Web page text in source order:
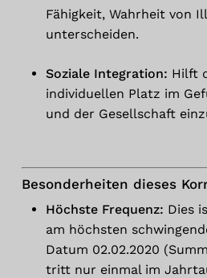
Es befinden sich
Zum
Fähigkeit, Wahrheit von
unterscheiden.
Soziale Integration: Hilft
individuellen Platz im
und der Gesellschaft
Besonderheiten dieses
Höchste Frequenz: Dies
am höchsten
Datum 02.02.2020
tritt nur einmal im